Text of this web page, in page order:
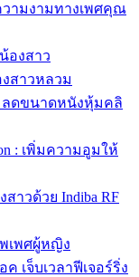
ความงามทางเพศคุณ
องสาว
งสาวหลวม
: ลดขนาดหนังหุ้มคลิ
: เพิ่มความอูมให้
สาวด้วย Indiba RF
พเพศผู้หญิง
ค เจ็บเวลาฟีเจอร์ริ่ง